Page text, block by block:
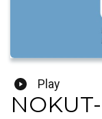
Play